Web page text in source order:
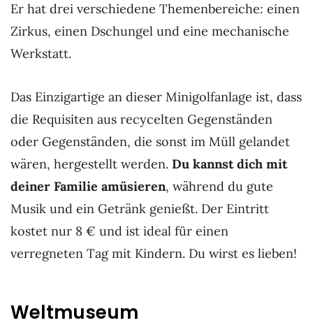
Er hat drei verschiedene Themenbereiche: einen
Zirkus, einen Dschungel und eine mechanische
Werkstatt.
Das Einzigartige an dieser Minigolfanlage ist, dass
die Requisiten aus recycelten Gegenständen
oder Gegenständen, die sonst im Müll gelandet
wären, hergestellt werden. Du kannst dich mit
deiner Familie amüsieren, während du gute
Musik und ein Getränk genießt. Der Eintritt
kostet nur 8 € und ist ideal für einen
verregneten Tag mit Kindern. Du wirst es lieben!
Weltmuseum